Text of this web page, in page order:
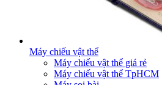
Máy chiếu vật thể
Máy chiếu vật thể giá rẻ
Máy chiếu vật thể TpHCM